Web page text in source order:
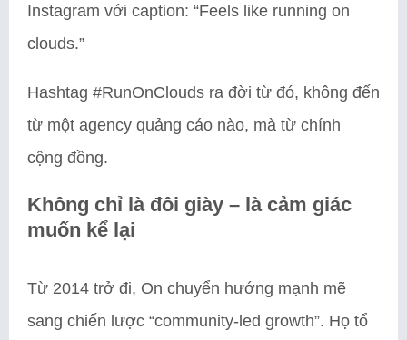
Instagram với caption: “Feels like running on
clouds.”
Hashtag #RunOnClouds ra đời từ đó, không đến
từ một agency quảng cáo nào, mà từ chính
cộng đồng.
Không chỉ là đôi giày – là cảm giác
muốn kể lại
Từ 2014 trở đi, On chuyển hướng mạnh mẽ
sang chiến lược “community-led growth”. Họ tổ